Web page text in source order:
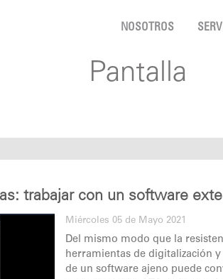
NOSOTROS
Pantalla
trabajar con un software
Miércoles 05 de Mayo 2021
Del mismo modo que la
herramientas de digitalización
de un software ajeno puede